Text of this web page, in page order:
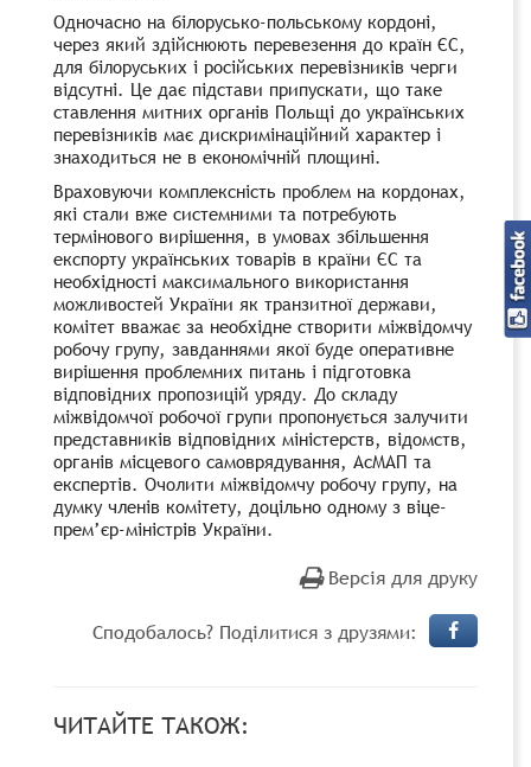
Одночасно на білорусько-польському кордоні,
через який здійснюють перевезення до країн ЄС,
для білоруських і російських перевізників черги
відсутні. Це дає підстави припускати, що таке
ставлення митних органів Польщі до українських
перевізників має дискримінаційний характер і
знаходиться не в економічній площині.
Враховуючи комплексність проблем на кордонах,
які стали вже системними та потребують
термінового вирішення, в умовах збільшення
експорту українських товарів в країни ЄС та
необхідності максимального використання
можливостей України як транзитної держави,
комітет вважає за необхідне створити міжвідомчу
робочу групу, завданнями якої буде оперативне
вирішення проблемних питань і підготовка
відповідних пропозицій уряду. До складу
міжвідомчої робочої групи пропонується залучити
представників відповідних міністерств, відомств,
органів місцевого самоврядування, АсМАП та
експертів. Очолити міжвідомчу робочу групу, на
думку членів комітету, доцільно одному з віце-
прем’єр-міністрів України.
Версія для друку
Сподобалось? Поділитися з друзями:
ЧИТАЙТЕ ТАКОЖ: